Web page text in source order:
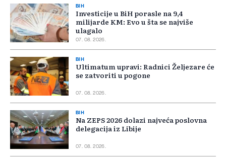
BIH
Investicije u BiH porasle na 9,4
milijarde KM: Evo u šta se najviše
ulagalo
07. 08. 2026.
BIH
Ultimatum upravi: Radnici Željezare će
se zatvoriti u pogone
07. 08. 2026.
BIH
Na ZEPS 2026 dolazi najveća poslovna
delegacija iz Libije
07. 08. 2026.